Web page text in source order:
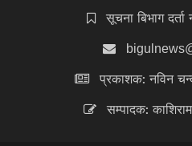
सूचना बिभाग
प्रकाशक: नविन
सम्पादक: